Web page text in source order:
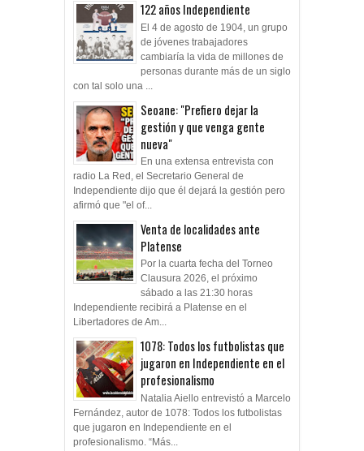
122 años Independiente
El 4 de agosto de 1904, un grupo
de jóvenes trabajadores
cambiaría la vida de millones de
personas durante más de un siglo
con tal solo una ...
Seoane: "Prefiero dejar la
gestión y que venga gente
nueva"
En una extensa entrevista con
radio La Red, el Secretario General de
Independiente dijo que él dejará la gestión pero
afirmó que "el of...
Venta de localidades ante
Platense
Por la cuarta fecha del Torneo
Clausura 2026, el próximo
sábado a las 21:30 horas
Independiente recibirá a Platense en el
Libertadores de Am...
1078: Todos los futbolistas que
jugaron en Independiente en el
profesionalismo
Natalia Aiello entrevistó a Marcelo
Fernández, autor de 1078: Todos los futbolistas
que jugaron en Independiente en el
profesionalismo. “Más...